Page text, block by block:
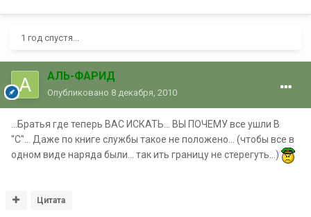
1 год спустя...
АЛЬ-ФАРИД
Опубликовано 8 декабря, 2010
...Братья где теперь ВАС ИСКАТЬ... ВЫ ПОЧЕМУ все ушли В
"С"... Даже по книге службы такое не положено... (чтобы все в
одном виде наряда были... так ить границу не стерегуть...)
Цитата